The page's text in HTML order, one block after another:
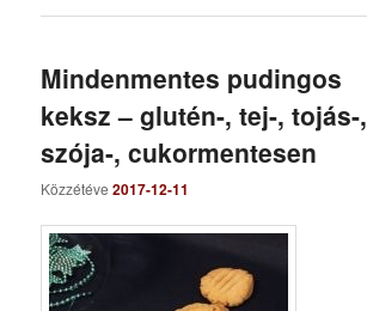
Mindenmentes pudingos
keksz – glutén-, tej-, tojás-,
szója-, cukormentesen
Közzétéve2017-12-11